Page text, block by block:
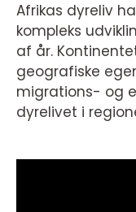
Afrikas dyreliv
kompleks
af år.
geografiske
migrations- og
dyrelivet i